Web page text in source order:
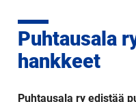
Puhtausala
hankkeet
Puhtausala ry edistää